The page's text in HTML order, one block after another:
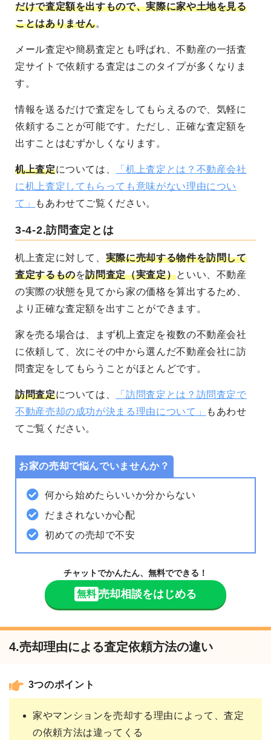
だけで査定額を出すもので、実際に家や土地を見る
ことはありません。
メール査定や簡易査定とも呼ばれ、不動産の一括査
定サイトで依頼する査定はこのタイプが多くなりま
す。
情報を送るだけで査定をしてもらえるので、気軽に
依頼することが可能です。ただし、正確な査定額を
出すことはむずかしくなります。
机上査定については、
「机上査定とは？不動産会社
に机上査定してもらっても意味がない理由につい
て」
もあわせてご覧ください。
3-4-2.訪問査定とは
机上査定に対して、 実際に売却する物件を訪問して
査定するものを訪問査定（実査定）といい、不動産
の実際の状態を見てから家の価格を算出するため、
より正確な査定額を出すことができます。
家を売る場合は、まず机上査定を複数の不動産会社
に依頼して、次にその中から選んだ不動産会社に訪
問査定をしてもらうことがほとんどです。
訪問査定については、
「訪問査定とは？訪問査定で
不動産売却の成功が決まる理由について」
もあわせ
てご覧ください。
お家の売却で悩んでいませんか？
何から始めたらいいか分からない
だまされないか心配
初めての売却で不安
チャットでかんたん、無料でできる！
無料 売却相談をはじめる
4.売却理由による査定依頼方法の違い
3つのポイント
家やマンションを売却する理由によって、査定
の依頼方法は違ってくる